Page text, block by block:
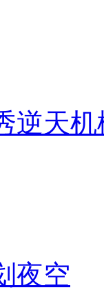
逆天机
夜空